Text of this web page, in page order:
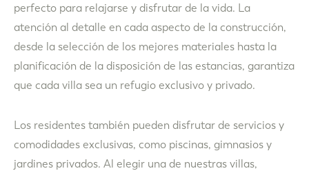
perfecto para relajarse y disfrutar de la vida. La
atención al detalle en cada aspecto de la construcción,
desde la selección de los mejores materiales hasta la
planificación de la disposición de las estancias, garantiza
que cada villa sea un refugio exclusivo y privado.
Los residentes también pueden disfrutar de servicios y
comodidades exclusivas, como piscinas, gimnasios y
jardines privados. Al elegir una de nuestras villas,